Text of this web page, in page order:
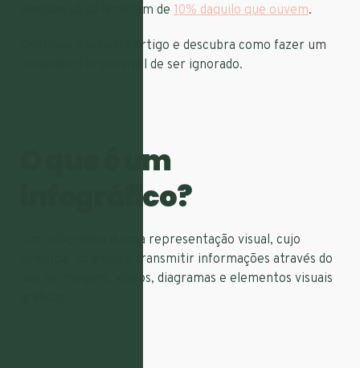
pessoas só se lembram de 10% daquilo que ouvem.
Continue a ler este artigo e descubra como fazer um
infográfico impossível de ser ignorado.
O que é um
infográfico?
Um infográfico é uma representação visual, cujo
principal objetivo é transmitir informações através do
uso de imagens, vídeos, diagramas e elementos visuais